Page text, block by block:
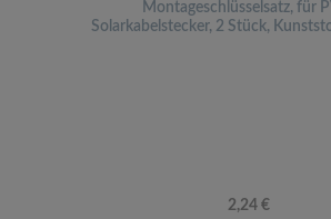
Montageschlüsselsatz, für
Solarkabelstecker, 2 Stück,
Regulärer Preis:
2,24 €